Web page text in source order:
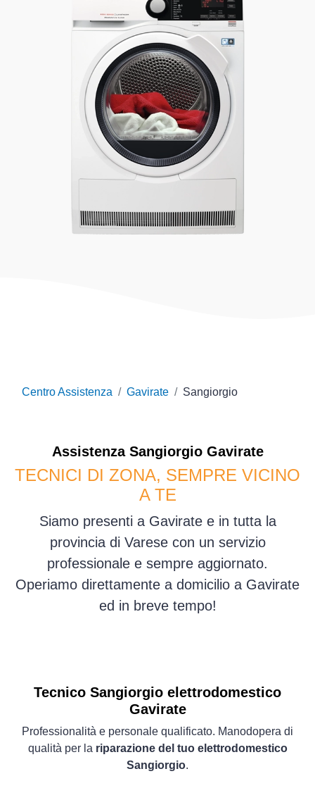
Centro Assistenza Gavirate Sangiorgio
Assistenza SangiorgioGavirate
TECNICI DI ZONA, SEMPRE VICINO
A TE
Siamo presenti a Gavirate e in tutta la
provincia di Varese con un servizio
professionale e sempre aggiornato.
Operiamo direttamente a domicilio a Gavirate
ed in breve tempo!
Tecnico Sangiorgio elettrodomestico
Gavirate
Professionalità e personale qualificato. Manodopera di
qualità per la riparazione del tuo elettrodomestico
Sangiorgio.